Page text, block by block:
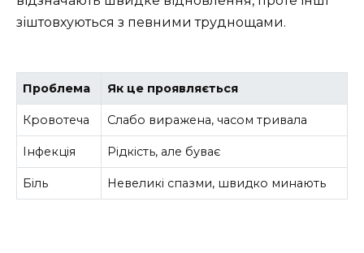
зіштовхуються з певними труднощами.
Проблема Як це проявляється
Кровотеча Слабо виражена, часом тривала
Інфекція Рідкість, але буває
Біль Невеликі спазми, швидко минають